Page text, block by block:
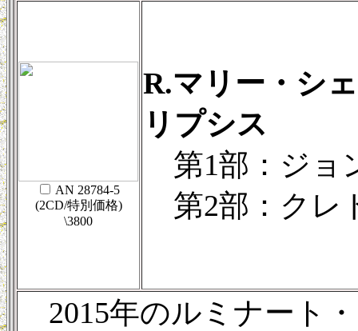
AN 28784-5
(2CD/特別価格)
\3800
R.マリー・シ
リプシス
第1部：ジョ
第2部：クレ
2015年のルミナート